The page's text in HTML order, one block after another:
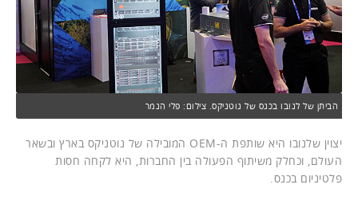
הביתן של לנובו בכנס של נוטניקס. צילום: פלי הנמר
יצוין שלנובו היא שותפת ה-OEM המובילה של נוטניקס בארץ ובשאר
העולם, וכחלק משיתוף הפעולה בין החברות, היא לקחה חסות
פלטיניום בכנס.